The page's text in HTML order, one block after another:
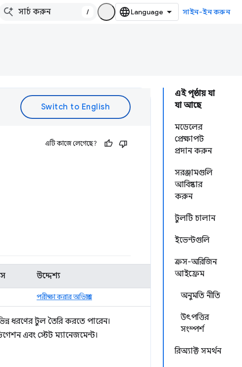
/ সাইন-ইন করুন
এই পৃষ্ঠায় যা
যা আছে
মডেলের
প্রেক্ষাপট
প্রদান করুন
সরঞ্জামগুলি
আবিষ্কার
করুন
টুলটি চালান
ইভেন্টগুলি
ক্রস-অরিজিন
আইফ্রেম
অনুমতি নীতি
উৎপত্তির
সংস্পর্শ
রিঅ্যাক্ট সমর্থন
এটি কাজে লেগেছে?
উদ্দেশ্য
পরীক্ষা করার অভিপ্রায়
ধরণের টুল তৈরি করতে পারেন।
এবং স্টেট ম্যানেজমেন্ট।